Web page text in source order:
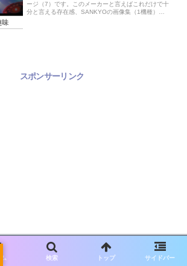
味
ージ（7）です。このメーカーと言えばこれだけで十
分と言える存在感、SANKYOの画像集（1機種）で
スポンサーリンク
検索 トップ サイドバー